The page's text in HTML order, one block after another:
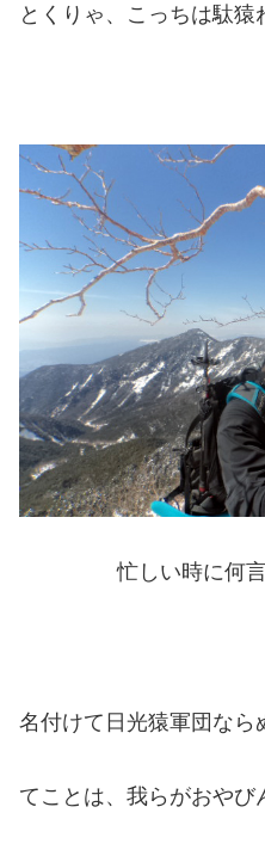
とくりゃ、こっちは駄猿
忙しい時に何
名付けて日光猿軍団なら
てことは、我らがおやび